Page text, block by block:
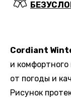
Cordiant
и
от погоды и
Рисунок